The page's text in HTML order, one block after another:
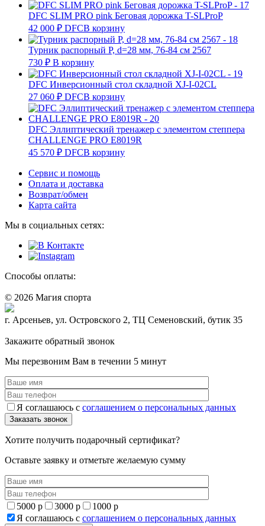
DFC SLIM PRO pink Беговая дорожка T-SLProP
42 000 ₽ DFCВ корзину
Турник распорный Р, d=28 мм, 76-84 см 2567
730 ₽ В корзину
DFC Инверсионный стол складной XJ-I-02CL
27 060 ₽ DFCВ корзину
DFC Эллиптический тренажер с элементом степпера
CHALLENGE PRO E8019R
45 570 ₽ DFCВ корзину
Сервис и помощь
Оплата и доставка
Возврат/обмен
Карта сайта
Мы в социальных сетях:
Способы оплаты:
© 2026 Магия спорта
г. Арсеньев, ул. Островского 2, ТЦ Семеновский, бутик 35
Закажите обратный звонок
Мы перезвоним Вам в течении 5 минут
Я соглашаюсь с соглашением о персональных данных
Хотите получить подарочный сертификат?
Оставьте заявку и отметьте желаемую сумму
5000 р 3000 р
1000 р
Я соглашаюсь с соглашением о персональных данных